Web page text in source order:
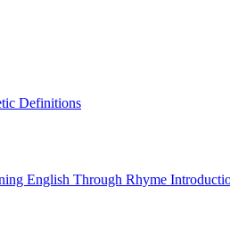
Definitions
English Through Rhyme